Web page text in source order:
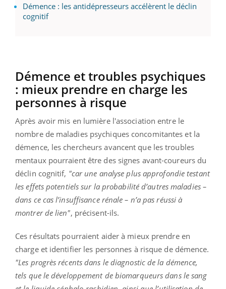
Démence : les antidépresseurs accélèrent le déclin
cognitif
Démence et troubles psychiques
: mieux prendre en charge les
personnes à risque
Après avoir mis en lumière l'association entre le
nombre de maladies psychiques concomitantes et la
démence, les chercheurs avancent que les troubles
mentaux pourraient être des signes avant-coureurs du
déclin cognitif, "car une analyse plus approfondie testant
les effets potentiels sur la probabilité d’autres maladies –
dans ce cas l’insuffisance rénale – n’a pas réussi à
montrer de lien", précisent-ils.
Ces résultats pourraient aider à mieux prendre en
charge et identifier les personnes à risque de démence.
"Les progrès récents dans le diagnostic de la démence,
tels que le développement de biomarqueurs dans le sang